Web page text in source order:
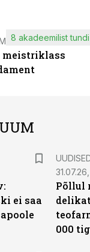
8 akadeemilist tundi
ei saa
31.07.26,
Põllul
000